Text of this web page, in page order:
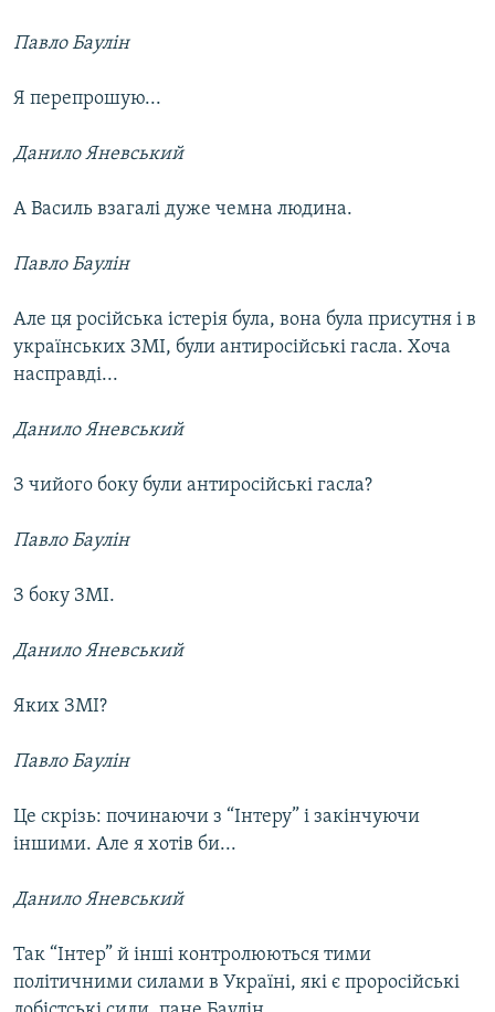
Павло Баулін
Я перепрошую...
Данило Яневський
А Василь взагалі дуже чемна людина.
Павло Баулін
Але ця російська істерія була, вона була присутня і в
українських ЗМІ, були антиросійські гасла. Хоча
насправді...
Данило Яневський
З чийого боку були антиросійські гасла?
Павло Баулін
З боку ЗМІ.
Данило Яневський
Яких ЗМІ?
Павло Баулін
Це скрізь: починаючи з “Інтеру” і закінчуючи
іншими. Але я хотів би...
Данило Яневський
Так “Інтер” й інші контролюються тими
політичними силами в Україні, які є проросійські